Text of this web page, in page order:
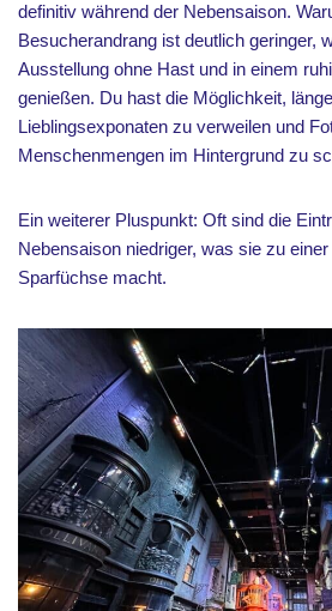
definitiv während der Nebensaison.
Besucherandrang ist deutlich geringer,
Ausstellung ohne Hast und in einem
genießen. Du hast die Möglichkeit,
Lieblingsexponaten zu verweilen und
Menschenmengen im Hintergrund zu
Ein weiterer Pluspunkt: Oft sind die
Nebensaison niedriger, was sie zu
Sparfüchse macht.